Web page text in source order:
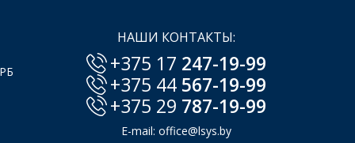
НАШИ КОНТАКТЫ:
+375 17 247-19-99
+375 44 567-19-99
+375 29 787-19-99
E-mail: office@lsys.by